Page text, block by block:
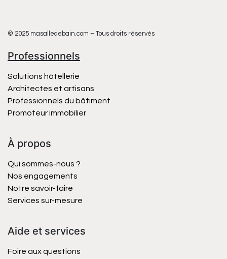
© 2025 masalledebain.com – Tous droits réservés
Professionnels
Solutions hôtellerie
Architectes et artisans
Professionnels du bâtiment
Promoteur immobilier
À propos
Qui sommes-nous ?
Nos engagements
Notre savoir-faire
Services sur-mesure
Aide et services
Foire aux questions